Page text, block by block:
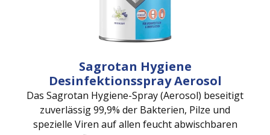
Sagrotan Hygiene
Desinfektionsspray Aerosol
Das Sagrotan Hygiene-Spray (Aerosol) beseitigt
zuverlässig 99,9% der Bakterien, Pilze und
spezielle Viren auf allen feucht abwischbaren